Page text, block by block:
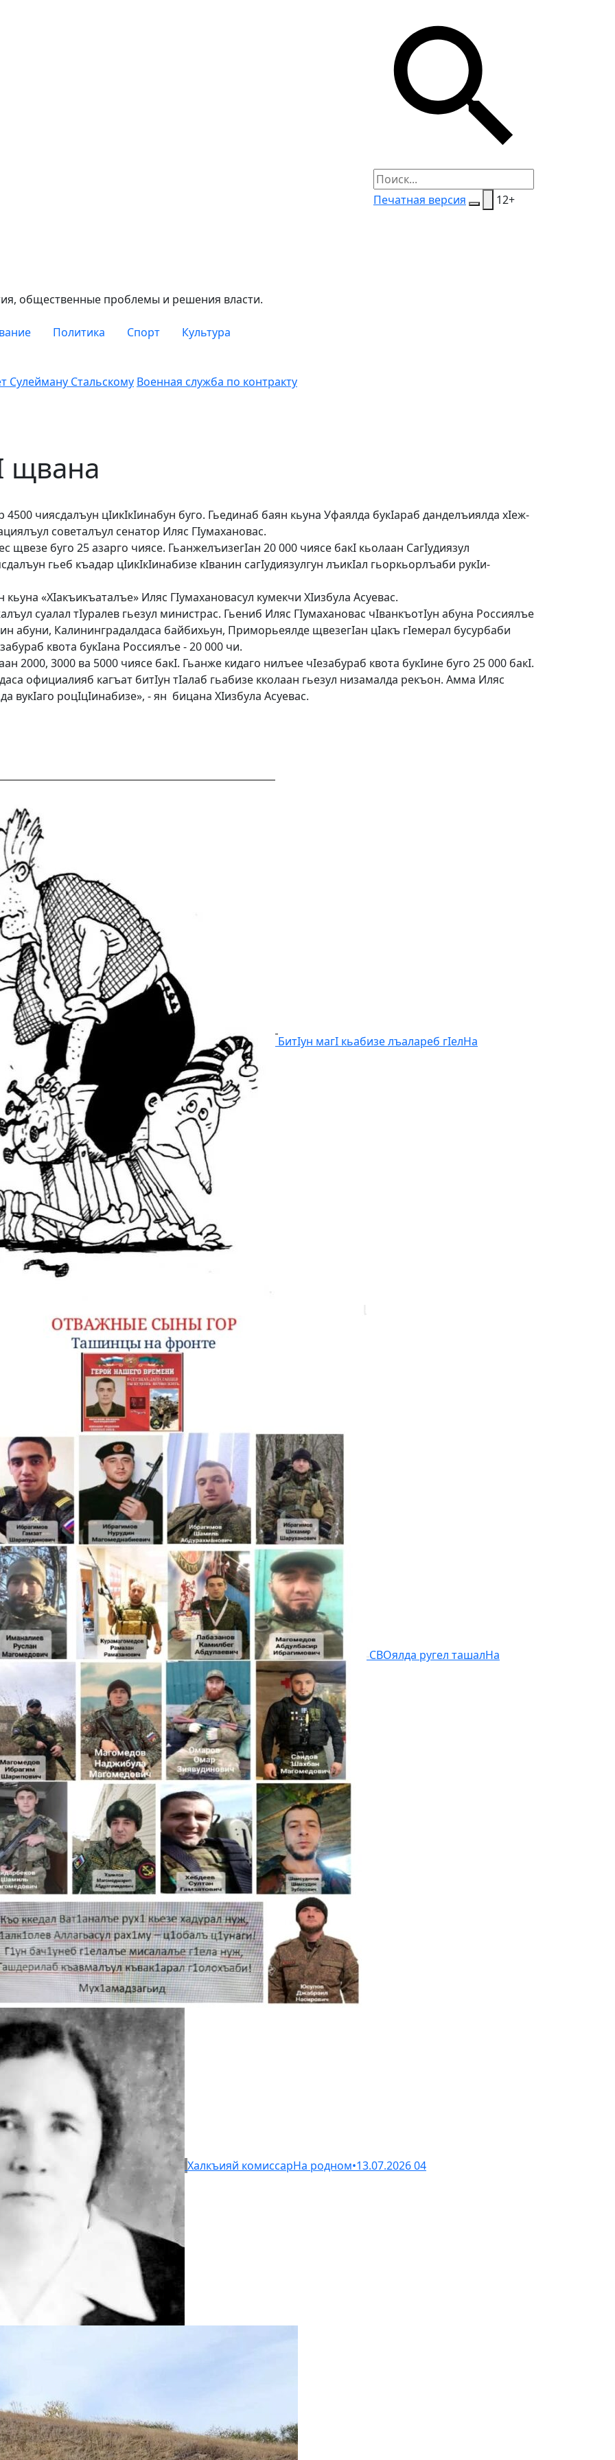
Печатная версия 12+
общественные проблемы и решения власти.
Политика Спорт Культура
Сулейману Стальскому Военная служба по контракту
щвана
4500 чиясдалъун цIикIкIинабун буго. Гьединаб баян кьуна Уфаялда букIараб данделъиялда хIеж-
советалъул сенатор Иляс ГIумахановас.
щвезе буго 25 азарго чиясе. ГьанжелъизегIан 20 000 чиясе бакI кьолаан СагIудиязул
гьеб къадар цIикIкIинабизе кIванин сагIу­дия­зулгун лъикIал гьоркьорлъаби ру­кIи­
«ХIакъикъаталъе» Иляс ГIумахановасул кумекчи ХIиз­бу­ла Асуевас.
суалал тIуралев гьезул министрас. Гьениб Иляс ГIумахановас чIванкъотIун абу­на Россиялъе
абуни, Калининградалдаса байбихьун, Приморьеялде щвезегIан цIакъ гIемерал бусурбаби
квота букIана Россиялъе - 20 000 чи.
2000, 3000 ва 5000 чиясе бакI. Гьанже кидаго нилъее чIезабураб квота букIине буго 25 000 бакI.
официалияб кагъат битIун тIалаб гьабизе кколаан гьезул низамалда рекъон. Амма Иляс
вукIаго роцIцIинабизе», - ян бицана ХIизбула Асуевас.
БитIун магI кьабизе лъалареб гIелНа
СВОялда ругел ташалНа
Халкъияй комиссарНа родном•13.07.202604